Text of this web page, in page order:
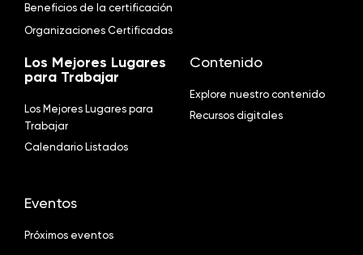
Beneficios de la certificación
Organizaciones Certificadas
Los Mejores Lugares
para Trabajar
Los Mejores Lugares para
Trabajar
Calendario Listados
Contenido
Explore nuestro contenido
Recursos digitales
Eventos
Próximos eventos